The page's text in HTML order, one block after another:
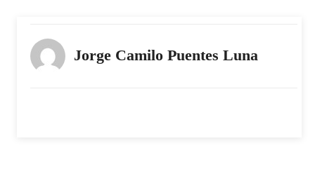
Jorge Camilo Puentes Luna